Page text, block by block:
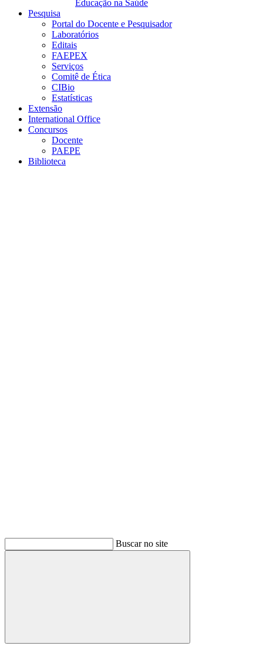
Educação na Saúde
Pesquisa
Portal do Docente e Pesquisador
Laboratórios
Editais
FAEPEX
Serviços
Comitê de Ética
CIBio
Estatísticas
Extensão
International Office
Concursos
Docente
PAEPE
Biblioteca
Buscar no site
Buscar